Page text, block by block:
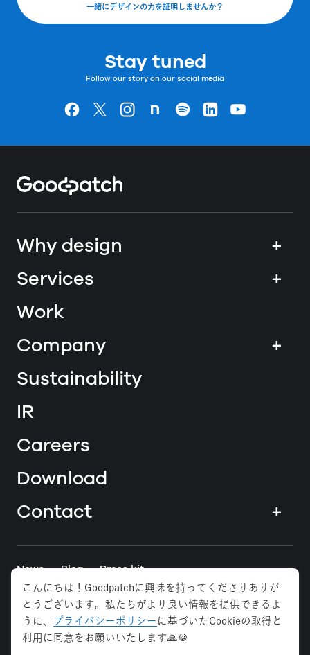
一緒にデザインの力を証明しませんか？
Stay tuned
Follow our story on our social media
Goodpatchの
ページ
Goodpatchの
ページ
Goodpatchの
ページGoodpatchの
ページ
Goodpatchの
ページ
Goodpatchの
ページ
Goodpatchの
Why design
+
Services
+
Work
Company
+
Sustainability
IR
Careers
Download
Contact
+
News Blog Press kit
Tokyo Osaka Anywhere
こんにちは！Goodpatchに興味を持ってくださりありが
とうございます。私たちがより良い情報を提供できるよ
うに、
プライバシーポリシー に基づいたCookieの取得と
利用に同意をお願いいたします🙏🍪